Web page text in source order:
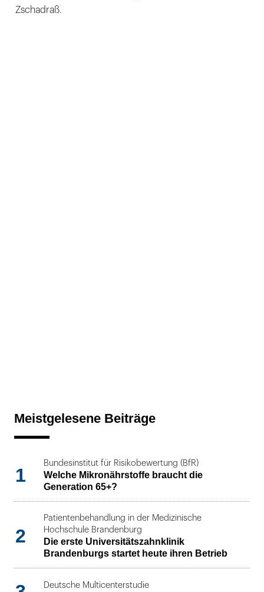
Zschadraß.
Meistgelesene Beiträge
1
Bundesinstitut für Risikobewertung (BfR)
Welche Mikronährstoffe braucht die
Generation 65+?
2
Patientenbehandlung in der Medizinische
Hochschule Brandenburg
Die erste Universitätszahnklinik
Brandenburgs startet heute ihren Betrieb
Deutsche Multicenterstudie